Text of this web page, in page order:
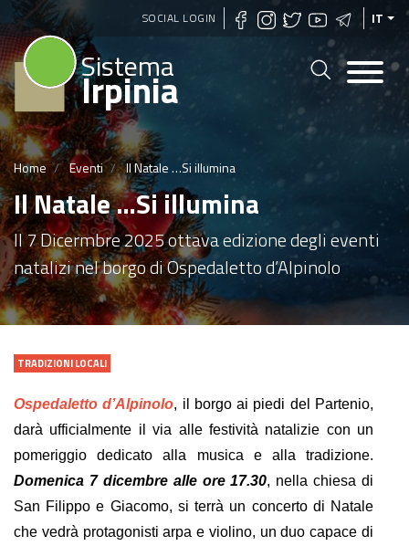
Salta
al
SOCIAL LOGIN IT
Sistema
Irpinia
Home Eventi Il Natale …Si illumina
Il Natale …Si illumina
Il 7 Dicermbre 2025 ottava edizione degli eventi
natalizi nel borgo di Ospedaletto d’Alpinolo
TRADIZIONI LOCALI
Ospedaletto d’Alpinolo, il borgo ai piedi del Partenio,
darà ufficialmente il via alle festività natalizie con un
pomeriggio dedicato alla musica e alla tradizione.
Domenica 7 dicembre alle ore 17.30, nella chiesa di
San Filippo e Giacomo, si terrà un concerto di Natale
che vedrà protagonisti arpa e violino, un duo capace di